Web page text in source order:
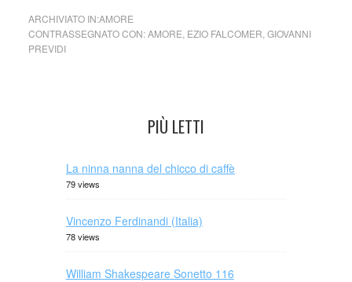
ARCHIVIATO IN:AMORE
CONTRASSEGNATO CON:AMORE EZIO FALCOMER GIOVANNI
PREVIDI
PIÙ LETTI
La ninna nanna del chicco di caffè
79 views
Vincenzo Ferdinandi (Italia)
78 views
William Shakespeare Sonetto 116